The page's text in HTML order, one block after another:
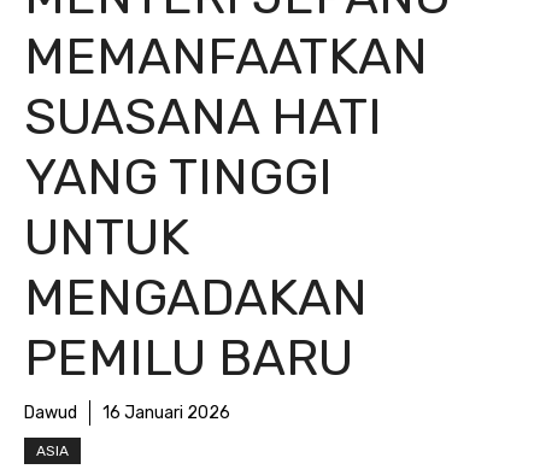
MEMANFAATKAN
SUASANA HATI
YANG TINGGI
UNTUK
MENGADAKAN
PEMILU BARU
Dawud 16 Januari 2026
ASIA